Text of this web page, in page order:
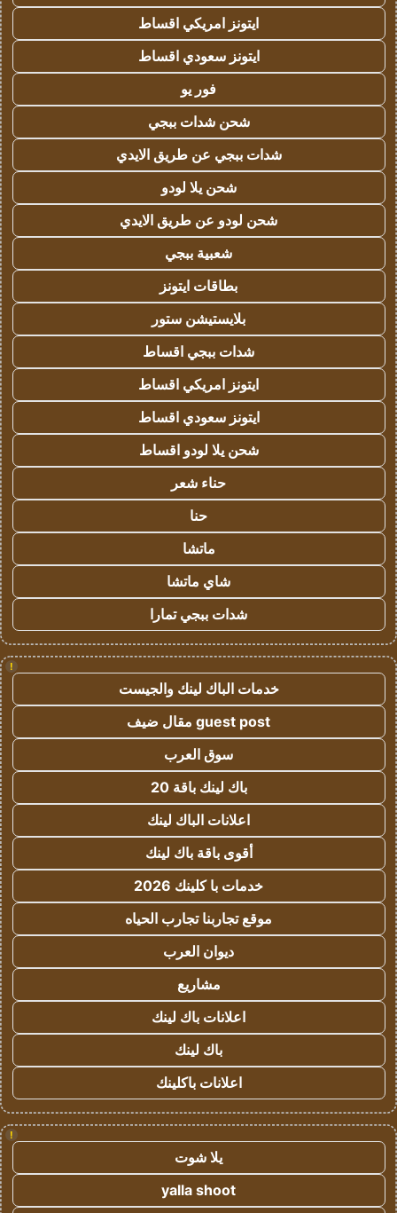
ايتونز امريكي اقساط
ايتونز سعودي اقساط
فور يو
شحن شدات ببجي
شدات ببجي عن طريق الايدي
شحن يلا لودو
شحن لودو عن طريق الايدي
شعبية ببجي
بطاقات ايتونز
بلايستيشن ستور
شدات ببجي اقساط
ايتونز امريكي اقساط
ايتونز سعودي اقساط
شحن يلا لودو اقساط
حناء شعر
حنا
ماتشا
شاي ماتشا
شدات ببجي تمارا
!
خدمات الباك لينك والجيست
guest post مقال ضيف
سوق العرب
باك لينك باقة 20
اعلانات الباك لينك
أقوى باقة باك لينك
خدمات با كلينك 2026
موقع تجاربنا تجارب الحياه
ديوان العرب
مشاريع
اعلانات باك لينك
باك لينك
اعلانات باكلينك
!
يلا شوت
yalla shoot